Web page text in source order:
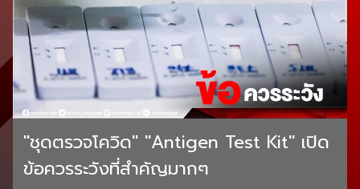
"ชุดตรวจโควิด" "Antigen Test Kit" เปิด
ข้อควรระวังที่สำคัญมากๆ